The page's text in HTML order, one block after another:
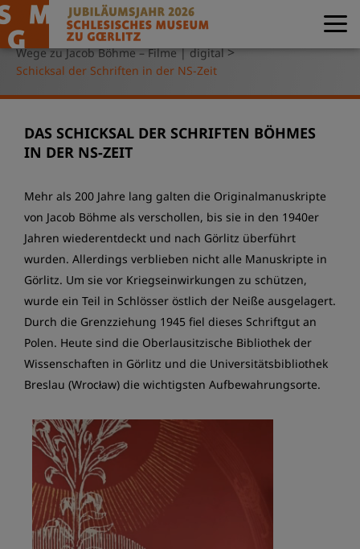
Ausstellungen | Museum digital >Museum digital
Wege zu Jacob Böhme – Filme | digital>
Schicksal der Schriften in der NS-Zeit
DAS SCHICKSAL DER SCHRIFTEN BÖHMES
IN DER NS-ZEIT
Mehr als 200 Jahre lang galten die Originalmanuskripte
von Jacob Böhme als verschollen, bis sie in den 1940er
Jahren wiederentdeckt und nach Görlitz überführt
wurden. Allerdings verblieben nicht alle Manuskripte in
Görlitz. Um sie vor Kriegseinwirkungen zu schützen,
wurde ein Teil in Schlösser östlich der Neiße ausgelagert.
Durch die Grenzziehung 1945 fiel dieses Schriftgut an
Polen. Heute sind die Oberlausitzische Bibliothek der
Wissenschaften in Görlitz und die Universitätsbibliothek
Breslau (Wrocław) die wichtigsten Aufbewahrungsorte.